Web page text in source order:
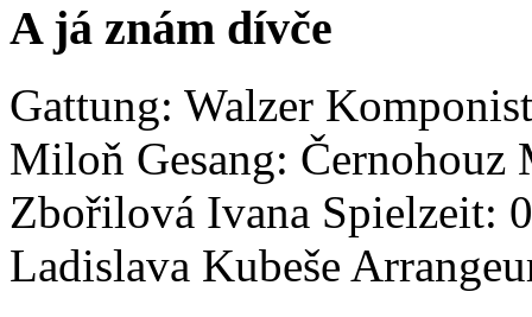
A já znám dívče
Gattung: Walzer
Miloň Gesang:
Zbořilová Ivana Spielzeit:
Ladislava Kubeše